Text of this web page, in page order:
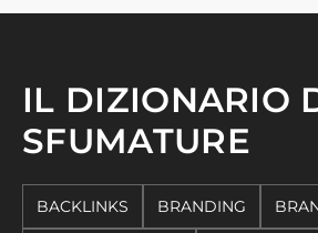
IL DIZIONARIO
SFUMATURE
BACKLINKS BRANDING